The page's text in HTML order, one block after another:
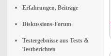
Erfahrungen, Beiträge
Diskussions-Forum
Testergebnisse aus Tests &
Testberichten